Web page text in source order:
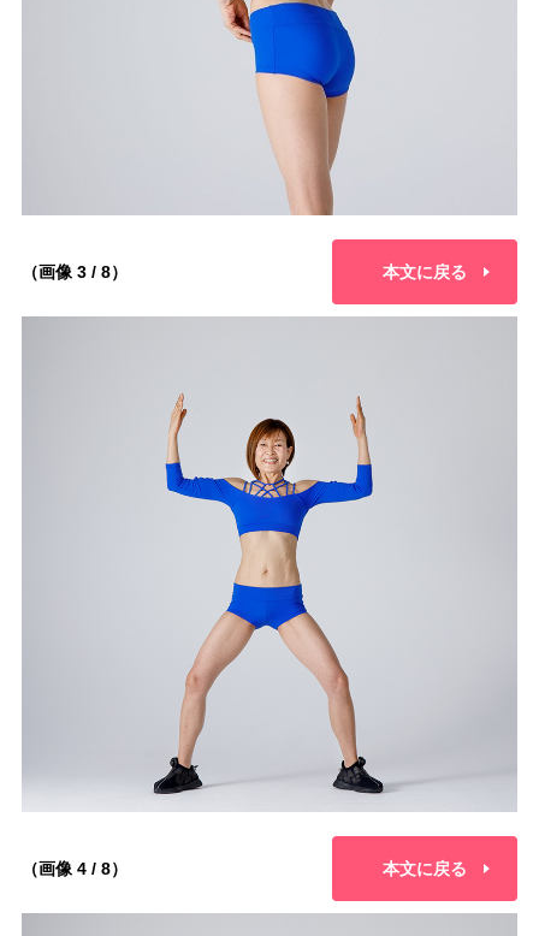
（画像 3 / 8） 本文に戻る
（画像 4 / 8） 本文に戻る